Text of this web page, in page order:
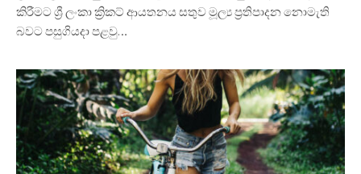
කිරීමට ශ්‍රී ලංකා ක්‍රිකට් ආයතනය සතුව මූල්‍ය ප්‍රතිපාදන නොමැති
බවට පසුගියදා පළවු…